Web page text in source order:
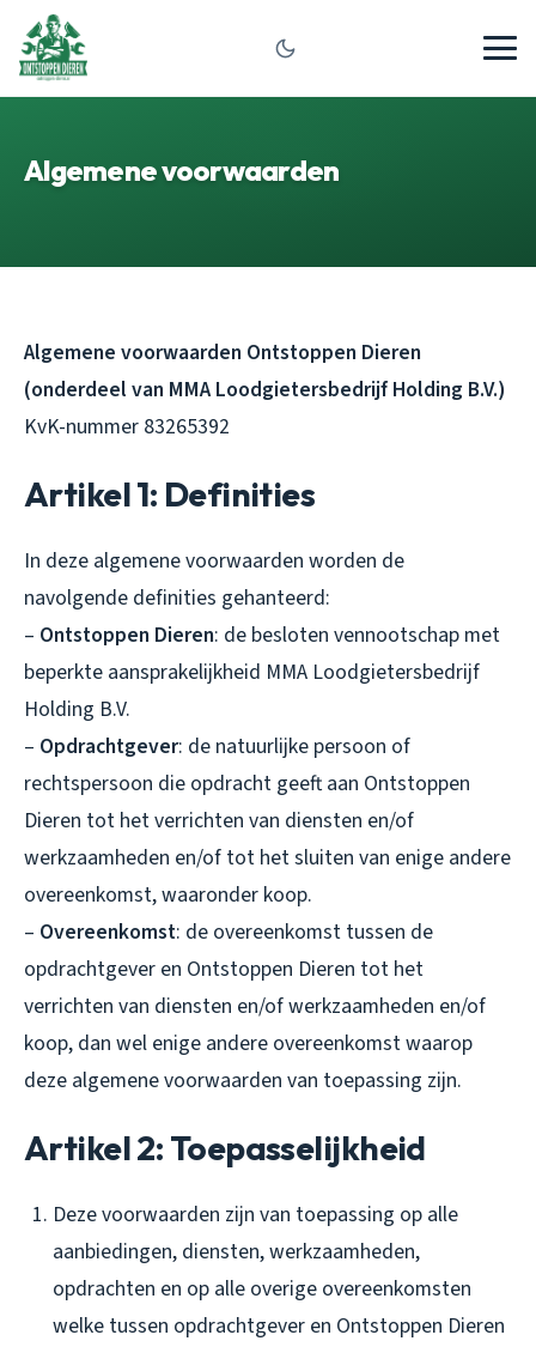
Algemene voorwaarden
Algemene voorwaarden Ontstoppen Dieren
(onderdeel van MMA Loodgietersbedrijf Holding B.V.)
KvK-nummer 83265392
Artikel 1: Definities
In deze algemene voorwaarden worden de
navolgende definities gehanteerd:
– Ontstoppen Dieren: de besloten vennootschap met
beperkte aansprakelijkheid MMA Loodgietersbedrijf
Holding B.V.
– Opdrachtgever: de natuurlijke persoon of
rechtspersoon die opdracht geeft aan Ontstoppen
Dieren tot het verrichten van diensten en/of
werkzaamheden en/of tot het sluiten van enige andere
overeenkomst, waaronder koop.
– Overeenkomst: de overeenkomst tussen de
opdrachtgever en Ontstoppen Dieren tot het
verrichten van diensten en/of werkzaamheden en/of
koop, dan wel enige andere overeenkomst waarop
deze algemene voorwaarden van toepassing zijn.
Artikel 2: Toepasselijkheid
Deze voorwaarden zijn van toepassing op alle
aanbiedingen, diensten, werkzaamheden,
opdrachten en op alle overige overeenkomsten
welke tussen opdrachtgever en Ontstoppen Dieren